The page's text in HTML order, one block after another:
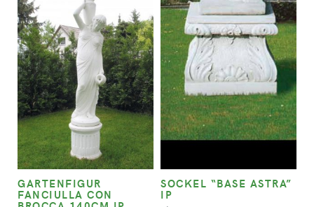
GARTENFIGUR
FANCIULLA CON
SOCKEL “BASE ASTRA”
IP